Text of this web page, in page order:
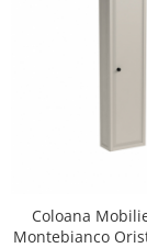
Coloana
Montebianco